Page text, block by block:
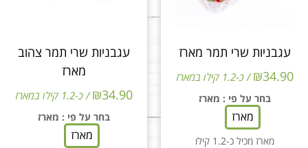
עגבניות שרי תמר מארז
₪34.90 / כ-1.2 קילו במארז
בחר על פי : מארז
מארז
מארז מכיל כ-1.2 קילו
עגבניות שרי תמר צהוב
מארז
₪34.90 / כ-1.2 קילו במארז
בחר על פי : מארז
מארז